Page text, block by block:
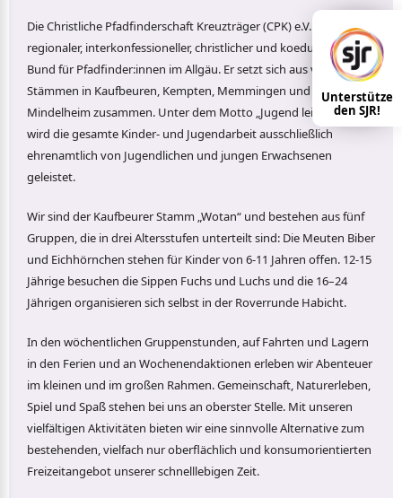
Die Christliche Pfadfinderschaft Kreuzträger (CPK) e.V. ist ein
regionaler, interkonfessioneller, christlicher und koedukativer
Bund für Pfadfinder:innen im Allgäu. Er setzt sich aus vier
Stämmen in Kaufbeuren, Kempten, Memmingen und
Mindelheim zusammen. Unter dem Motto „Jugend leitet Jugend“
wird die gesamte Kinder- und Jugendarbeit ausschließlich
ehrenamtlich von Jugendlichen und jungen Erwachsenen
geleistet.
Wir sind der Kaufbeurer Stamm „Wotan“ und bestehen aus fünf
Gruppen, die in drei Altersstufen unterteilt sind: Die Meuten Biber
und Eichhörnchen stehen für Kinder von 6-11 Jahren offen. 12-15
Jährige besuchen die Sippen Fuchs und Luchs und die 16–24
Jährigen organisieren sich selbst in der Roverrunde Habicht.
In den wöchentlichen Gruppenstunden, auf Fahrten und Lagern
in den Ferien und an Wochenendaktionen erleben wir Abenteuer
im kleinen und im großen Rahmen. Gemeinschaft, Naturerleben,
Spiel und Spaß stehen bei uns an oberster Stelle. Mit unseren
vielfältigen Aktivitäten bieten wir eine sinnvolle Alternative zum
bestehenden, vielfach nur oberflächlich und konsumorientierten
Freizeitangebot unserer schnelllebigen Zeit.
Unterstütze
den SJR!